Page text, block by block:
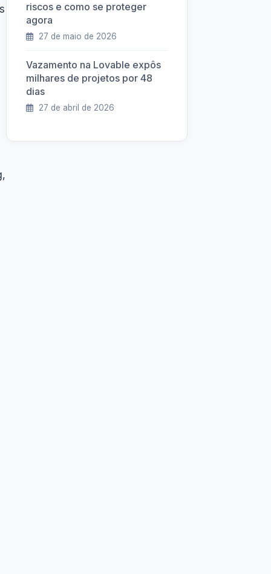
riscos e como se proteger
agora
27 de maio de 2026
Vazamento na Lovable expôs
milhares de projetos por 48
dias
27 de abril de 2026